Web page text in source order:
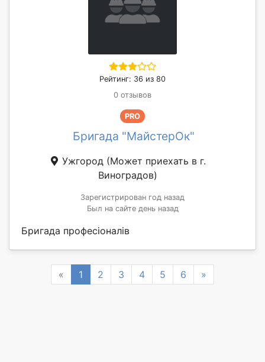
Рейтинг: 36 из 80
0 отзывов
PRO
Бригада "МайстерОк"
Ужгород (Может приехать в г.
Виноградов)
Зарегистрирован год назад
Был на сайте день назад
Бригада професіоналів
« Previous
1 2 3 4 5 6 »